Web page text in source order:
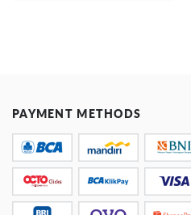
PAYMENT METHODS